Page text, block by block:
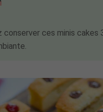
conserver ces minis cakes